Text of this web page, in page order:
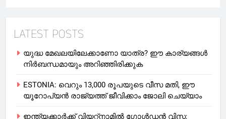
LATEST POSTS
യുദ്ധ മേഖലയിലേക്കാണോ യാത്ര? ഈ കാര്യങ്ങള്‍
നിര്‍ബന്ധമായും അറിഞ്ഞിരിക്കുക
ESTONIA: വെറും 13,000 രൂപയുടെ വീസ മതി, ഈ
യൂറോപ്യന്‍ രാജ്യത്ത് ജീവിക്കാം ജോലി ചെയ്യാം
ഇന്ത്യക്കാർക്ക് വിയറ്റ്‌നാമില്‍ ഗോള്‍ഡന്‍ വിസ;